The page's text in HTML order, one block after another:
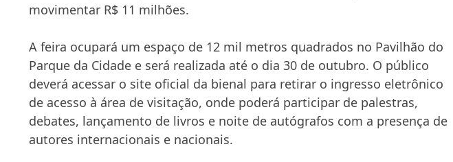
movimentar R$ 11 milhões.
A feira ocupará um espaço de 12 mil metros quadrados no Pavilhão do
Parque da Cidade e será realizada até o dia 30 de outubro. O público
deverá acessar o site oficial da bienal para retirar o ingresso eletrônico
de acesso à área de visitação, onde poderá participar de palestras,
debates, lançamento de livros e noite de autógrafos com a presença de
autores internacionais e nacionais.